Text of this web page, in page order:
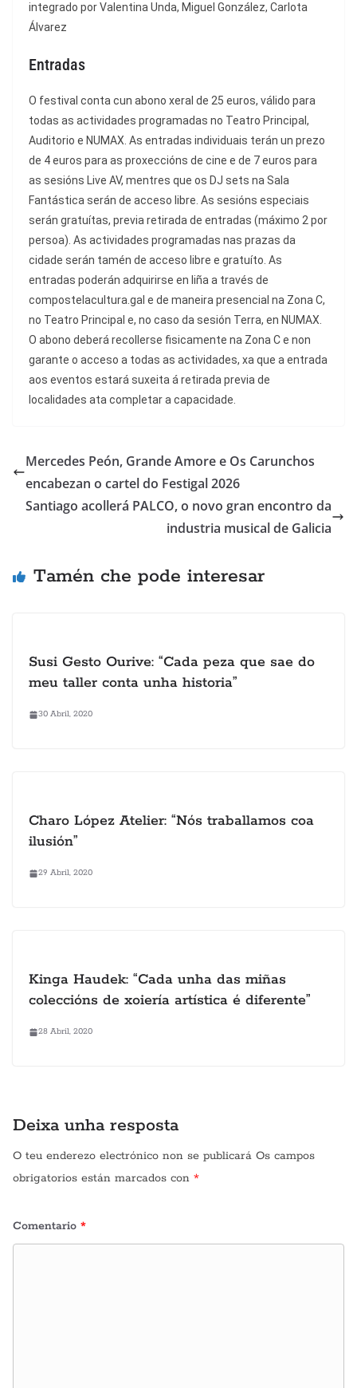
integrado por Valentina Unda, Miguel González, Carlota
Álvarez
Entradas
O festival conta cun abono xeral de 25 euros, válido para
todas as actividades programadas no Teatro Principal,
Auditorio e NUMAX. As entradas individuais terán un prezo
de 4 euros para as proxeccións de cine e de 7 euros para
as sesións Live AV, mentres que os DJ sets na Sala
Fantástica serán de acceso libre. As sesións especiais
serán gratuítas, previa retirada de entradas (máximo 2 por
persoa). As actividades programadas nas prazas da
cidade serán tamén de acceso libre e gratuíto. As
entradas poderán adquirirse en liña a través de
compostelacultura.gal e de maneira presencial na Zona C,
no Teatro Principal e, no caso da sesión Terra, en NUMAX.
O abono deberá recollerse fisicamente na Zona C e non
garante o acceso a todas as actividades, xa que a entrada
aos eventos estará suxeita á retirada previa de
localidades ata completar a capacidade.
Mercedes Peón, Grande Amore e Os Carunchos
encabezan o cartel do Festigal 2026
Santiago acollerá PALCO, o novo gran encontro da
industria musical de Galicia
Tamén che pode interesar
Susi Gesto Ourive: “Cada peza que sae do
meu taller conta unha historia”
30 Abril, 2020
Charo López Atelier: “Nós traballamos coa
ilusión”
29 Abril, 2020
Kinga Haudek: “Cada unha das miñas
coleccións de xoiería artística é diferente”
28 Abril, 2020
Deixa unha resposta
O teu enderezo electrónico non se publicará Os campos
obrigatorios están marcados con *
Comentario *